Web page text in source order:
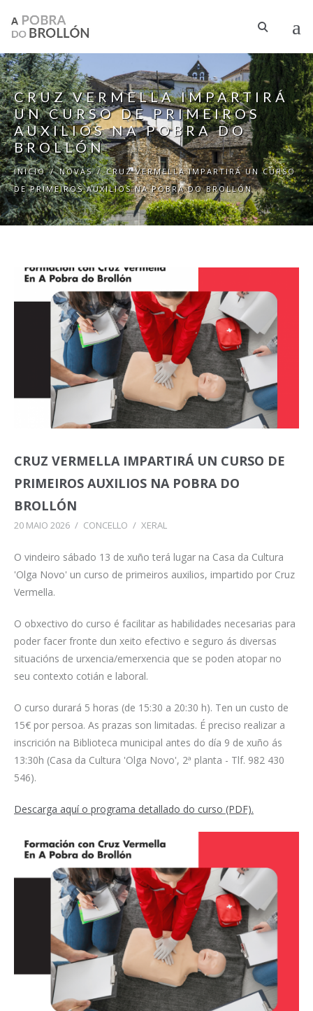
CRUZ VERMELLA IMPARTIRÁ
UN CURSO DE PRIMEIROS
AUXILIOS NA POBRA DO
BROLLÓN
INICIO / NOVAS / CRUZ VERMELLA IMPARTIRÁ UN CURSO
DE PRIMEIROS AUXILIOS NA POBRA DO BROLLÓN
CRUZ VERMELLA IMPARTIRÁ UN CURSO DE
PRIMEIROS AUXILIOS NA POBRA DO
BROLLÓN
20 MAIO 2026 / CONCELLO / XERAL
O vindeiro sábado 13 de xuño terá lugar na Casa da Cultura
'Olga Novo' un curso de primeiros auxilios, impartido por Cruz
Vermella.
O obxectivo do curso é facilitar as habilidades necesarias para
poder facer fronte dun xeito efectivo e seguro ás diversas
situacións de urxencia/emerxencia que se poden atopar no
seu contexto cotián e laboral.
O curso durará 5 horas (de 15:30 a 20:30 h). Ten un custo de
15€ por persoa. As prazas son limitadas. É preciso realizar a
inscrición na Biblioteca municipal antes do día 9 de xuño ás
13:30h (Casa da Cultura 'Olga Novo', 2ª planta - Tlf. 982 430
546).
Descarga aquí o programa detallado do curso (PDF).